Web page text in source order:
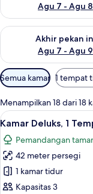
Agu 7 - Agu 8
Akhir pekan
Agu 7 - Agu 9
Periksa ketersediaan
Filter
tersedia
untuk
kamar
Semua kamar 1 tempat
Menampilkan 18 dari 18
Lihat
semua
foto
untuk
Kamar
Deluks,
9
Kamar Deluks, 1
Pemandangan
42 meter persegi
1 kamar tidur
Kapasitas 3